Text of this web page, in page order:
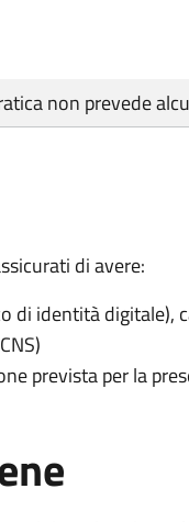
non prevede
di avere:
di identità digitale),
prevista per la